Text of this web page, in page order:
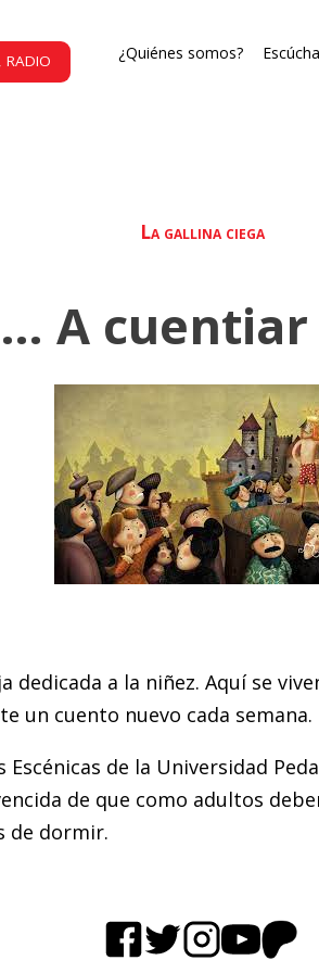
RADIO
¿Quiénes somos?
La gallina ciega
A
dedicada a la niñez. Aquí se
un cuento nuevo cada semana.
Escénicas de la Universidad
de que como adultos
de dormir.